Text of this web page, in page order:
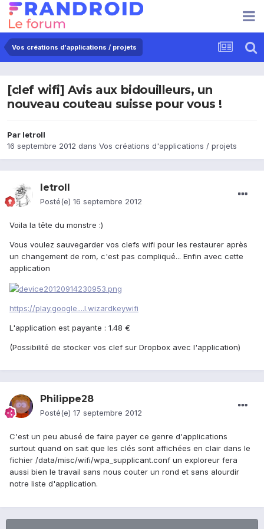
Vos créations d'applications / projets
[clef wifi] Avis aux bidouilleurs, un
nouveau couteau suisse pour vous !
Par letroll
16 septembre 2012 dans Vos créations d'applications / projets
letroll
Posté(e) 16 septembre 2012
Voila la tête du monstre :)
Vous voulez sauvegarder vos clefs wifi pour les restaurer après
un changement de rom, c'est pas compliqué... Enfin avec cette
application
https://play.google....l.wizardkeywifi
L'application est payante : 1.48 €
(Possibilité de stocker vos clef sur Dropbox avec l'application)
Philippe28
Posté(e) 17 septembre 2012
C'est un peu abusé de faire payer ce genre d'applications
surtout quand on sait que les clés sont affichées en clair dans le
fichier /data/misc/wifi/wpa_supplicant.conf un exploreur fera
aussi bien le travail sans nous couter un rond et sans alourdir
notre liste d'application.